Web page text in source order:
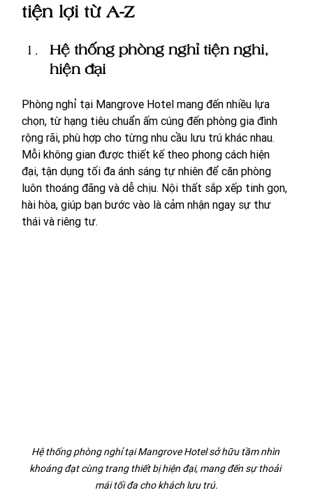
tiện lợi từ A-Z
Hệ thống phòng nghỉ tiện nghi,
hiện đại
Phòng nghỉ tại Mangrove Hotel mang đến nhiều lựa
chọn, từ hạng tiêu chuẩn ấm cúng đến phòng gia đình
rộng rãi, phù hợp cho từng nhu cầu lưu trú khác nhau.
Mỗi không gian được thiết kế theo phong cách hiện
đại, tận dụng tối đa ánh sáng tự nhiên để căn phòng
luôn thoáng đãng và dễ chịu. Nội thất sắp xếp tinh gọn,
hài hòa, giúp bạn bước vào là cảm nhận ngay sự thư
thái và riêng tư.
Hệ thống phòng nghỉ tại Mangrove Hotel sở hữu tầm nhìn
khoáng đạt cùng trang thiết bị hiện đại, mang đến sự thoải
mái tối đa cho khách lưu trú.